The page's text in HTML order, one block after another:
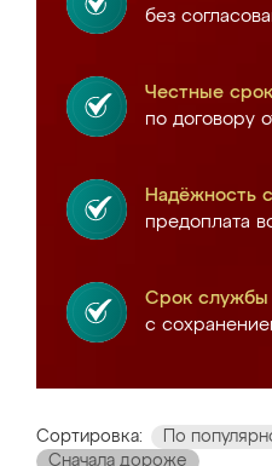
без
Честные
по договору
Надёжность
предоплата
Срок службы
с
Сортировка: По
Сначала дороже